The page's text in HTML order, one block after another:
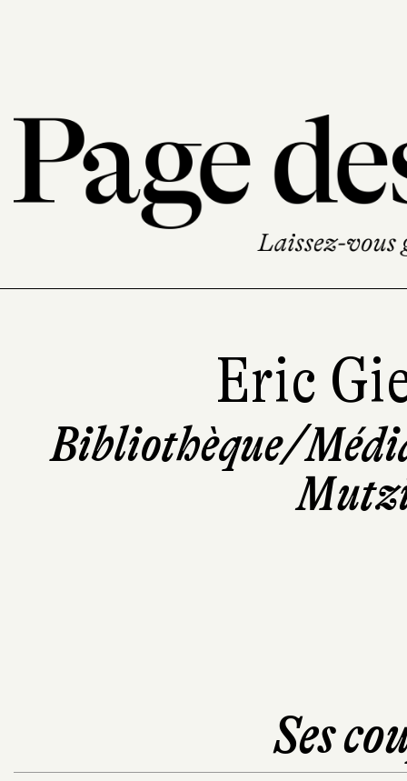
Eric
Bibliothèque/
Ses